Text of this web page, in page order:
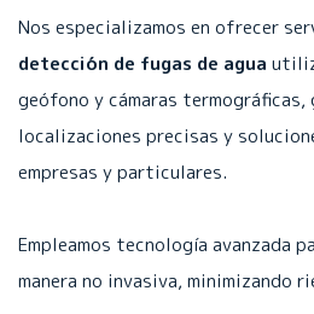
Nos especializamos en ofrecer
detección de fugas de agua
geófono y cámaras termográficas,
localizaciones precisas y
empresas y particulares.
Empleamos tecnología avanzada
manera no invasiva, minimizando